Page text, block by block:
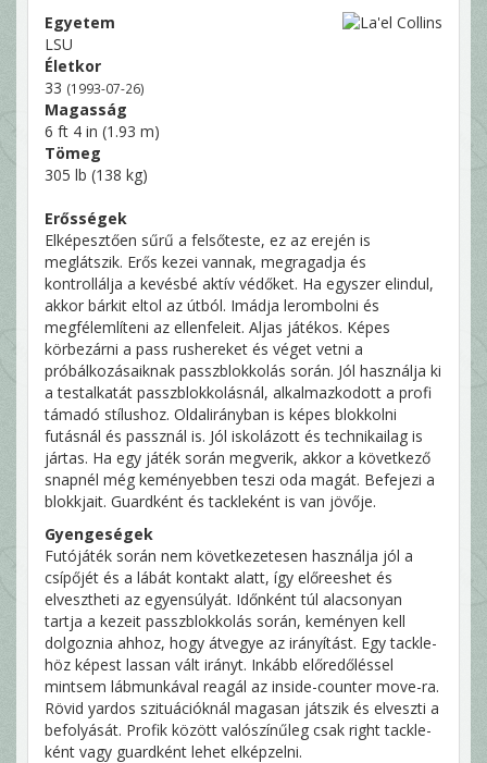
Egyetem
LSU
Életkor
33 (1993-07-26)
Magasság
6 ft 4 in (1.93 m)
Tömeg
305 lb (138 kg)
Erősségek
Elképesztően sűrű a felsőteste, ez az erején is
meglátszik. Erős kezei vannak, megragadja és
kontrollálja a kevésbé aktív védőket. Ha egyszer elindul,
akkor bárkit eltol az útból. Imádja lerombolni és
megfélemlíteni az ellenfeleit. Aljas játékos. Képes
körbezárni a pass rushereket és véget vetni a
próbálkozásaiknak passzblokkolás során. Jól használja ki
a testalkatát passzblokkolásnál, alkalmazkodott a profi
támadó stílushoz. Oldalirányban is képes blokkolni
futásnál és passznál is. Jól iskolázott és technikailag is
jártas. Ha egy játék során megverik, akkor a következő
snapnél még keményebben teszi oda magát. Befejezi a
blokkjait. Guardként és tackleként is van jövője.
Gyengeségek
Futójáték során nem következetesen használja jól a
csípőjét és a lábát kontakt alatt, így előreeshet és
elvesztheti az egyensúlyát. Időnként túl alacsonyan
tartja a kezeit passzblokkolás során, keményen kell
dolgoznia ahhoz, hogy átvegye az irányítást. Egy tackle-
höz képest lassan vált irányt. Inkább előredőléssel
mintsem lábmunkával reagál az inside-counter move-ra.
Rövid yardos szituációknál magasan játszik és elveszti a
befolyását. Profik között valószínűleg csak right tackle-
ként vagy guardként lehet elképzelni.